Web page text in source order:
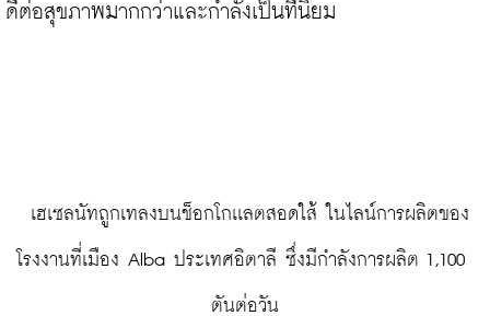
ดีต่อสุขภาพมากกว่าและกำลังเป็นที่นิยม
โรงงานที่เมือง Alba ประเทศอิตาลี ซึ่งมีกำลังการผลิต 1,100
ตันต่อวัน